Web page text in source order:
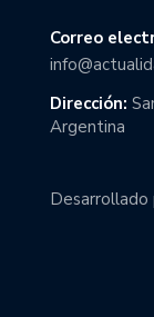
Correo
Dirección:
Argentina
Desarrollado